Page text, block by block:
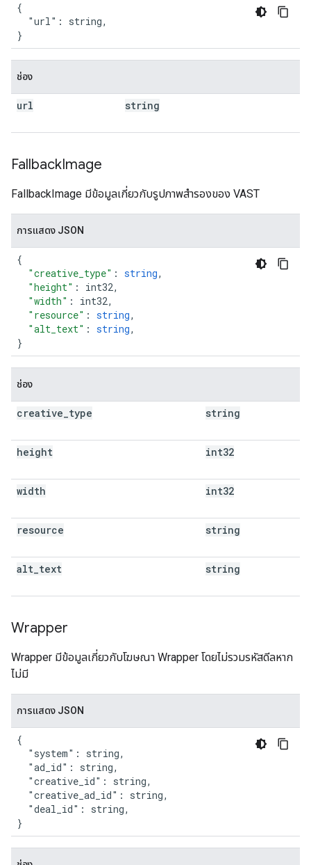
{
  "url": string,
}
ช่อง
url string
FallbackImage
FallbackImage มีข้อมูลเกี่ยวกับรูปภาพสำรองของ VAST
การแสดง JSON
{
"creative_type" : string,
"height" : int32,
"width" : int32,
"resource" : string,
"alt_text" : string,
}
ช่อง
creative type string
height int32
width int32
resource string
alt text string
Wrapper
Wrapper มีข้อมูลเกี่ยวกับโฆษณา Wrapper โดยไม่รวมรหัสดีลหาก
ไม่มี
การแสดง JSON
{
  "system": string,
  "ad_id": string,
  "creative_id": string,
  "creative_ad_id": string,
  "deal_id": string,
}